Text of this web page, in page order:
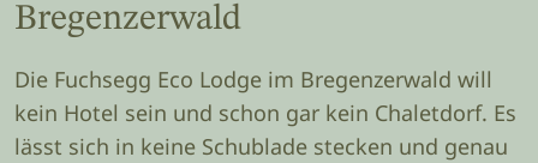
Bregenzerwald
Die Fuchsegg Eco Lodge im Bregenzerwald will
kein Hotel sein und schon gar kein Chaletdorf. Es
lässt sich in keine Schublade stecken und genau